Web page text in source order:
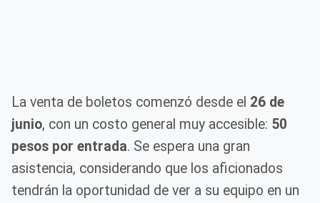
La venta de boletos comenzó desde el 26 de
junio, con un costo general muy accesible: 50
pesos por entrada. Se espera una gran
asistencia, considerando que los aficionados
tendrán la oportunidad de ver a su equipo en un